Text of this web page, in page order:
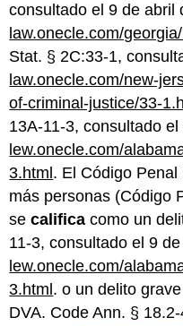
consultado el 9 de abril
law.onecle.com/
Stat. § 2C:33-1,
law.onecle.com/new-
of-criminal-justice/33-
13A-11-3, consultado
lew.onecle.com/
3.html . El Código
más personas (Código
secalifica como un
11-3, consultado el 9
lew.onecle.com/
3.html . o un delito
DVA. Code Ann. §